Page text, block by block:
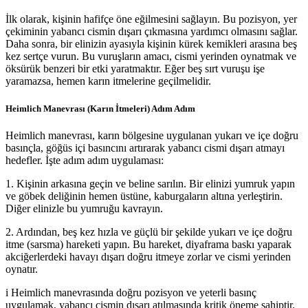
İlk olarak, kişinin hafifçe öne eğilmesini sağlayın. Bu pozisyon, yer
çekiminin yabancı cismin dışarı çıkmasına yardımcı olmasını sağlar.
Daha sonra, bir elinizin ayasıyla kişinin kürek kemikleri arasına beş
kez sertçe vurun. Bu vuruşların amacı, cismi yerinden oynatmak ve
öksürük benzeri bir etki yaratmaktır. Eğer beş sırt vuruşu işe
yaramazsa, hemen karın itmelerine geçilmelidir.
Heimlich Manevrası (Karın İtmeleri) Adım Adım
Heimlich manevrası, karın bölgesine uygulanan yukarı ve içe doğru
basınçla, göğüs içi basıncını artırarak yabancı cismi dışarı atmayı
hedefler. İşte adım adım uygulaması:
1. Kişinin arkasına geçin ve beline sarılın. Bir elinizi yumruk yapın
ve göbek deliğinin hemen üstüne, kaburgaların altına yerleştirin.
Diğer elinizle bu yumruğu kavrayın.
2. Ardından, beş kez hızla ve güçlü bir şekilde yukarı ve içe doğru
itme (sarsma) hareketi yapın. Bu hareket, diyaframa baskı yaparak
akciğerlerdeki havayı dışarı doğru itmeye zorlar ve cismi yerinden
oynatır.
i Heimlich manevrasında doğru pozisyon ve yeterli basınç
uygulamak, yabancı cismin dışarı atılmasında kritik öneme sahiptir.